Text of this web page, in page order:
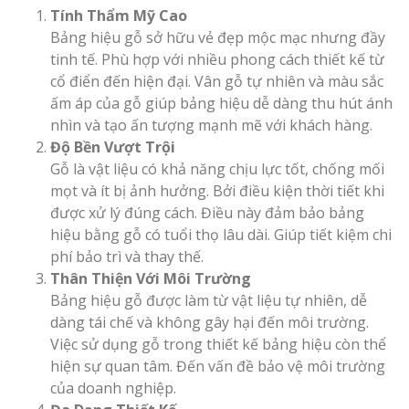
Tính Thẩm Mỹ Cao
Bảng hiệu gỗ sở hữu vẻ đẹp mộc mạc nhưng đầy
tinh tế. Phù hợp với nhiều phong cách thiết kế từ
cổ điển đến hiện đại. Vân gỗ tự nhiên và màu sắc
ấm áp của gỗ giúp bảng hiệu dễ dàng thu hút ánh
nhìn và tạo ấn tượng mạnh mẽ với khách hàng.
Độ Bền Vượt Trội
Gỗ là vật liệu có khả năng chịu lực tốt, chống mối
mọt và ít bị ảnh hưởng. Bởi điều kiện thời tiết khi
được xử lý đúng cách. Điều này đảm bảo bảng
hiệu bằng gỗ có tuổi thọ lâu dài. Giúp tiết kiệm chi
phí bảo trì và thay thế.
Thân Thiện Với Môi Trường
Bảng hiệu gỗ được làm từ vật liệu tự nhiên, dễ
dàng tái chế và không gây hại đến môi trường.
Việc sử dụng gỗ trong thiết kế bảng hiệu còn thể
hiện sự quan tâm. Đến vấn đề bảo vệ môi trường
của doanh nghiệp.